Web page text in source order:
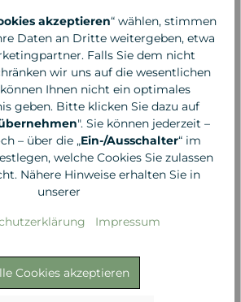
Torres Novas
Bademantel Frottee
akzeptieren“ wählen, stimmen
Daten an Dritte weitergeben, etwa
Falls Sie dem nicht
wir uns auf die wesentlichen
Ihnen nicht ein optimales
geben. Bitte klicken Sie dazu auf
". Sie können jederzeit –
– über die „Ein-/Ausschalter“ im
welche Cookies Sie zulassen
Nähere Hinweise erhalten Sie in
unserer
Impressum
Cookies akzeptieren